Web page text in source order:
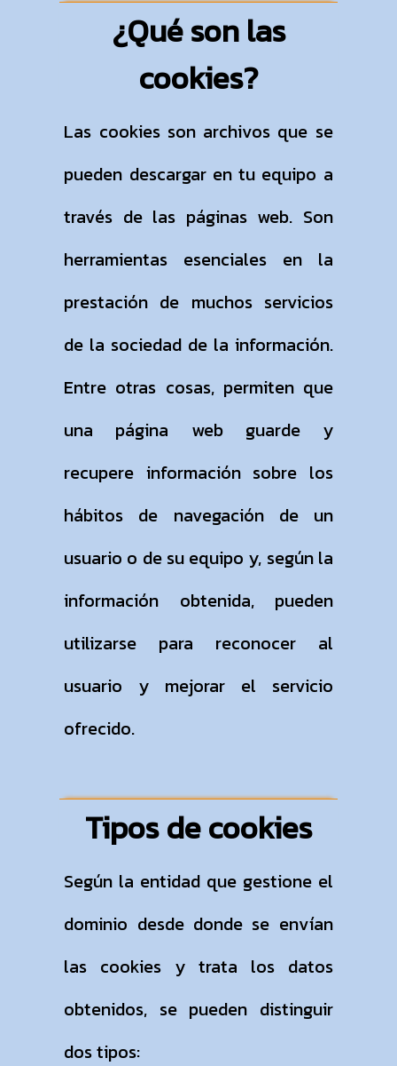
¿Qué son las
cookies?
Las cookies son archivos que se
pueden descargar en tu equipo a
través de las páginas web. Son
herramientas esenciales en la
prestación de muchos servicios
de la sociedad de la información.
Entre otras cosas, permiten que
una página web guarde y
recupere información sobre los
hábitos de navegación de un
usuario o de su equipo y, según la
información obtenida, pueden
utilizarse para reconocer al
usuario y mejorar el servicio
ofrecido.
Tipos de cookies
Según la entidad que gestione el
dominio desde donde se envían
las cookies y trata los datos
obtenidos, se pueden distinguir
dos tipos: